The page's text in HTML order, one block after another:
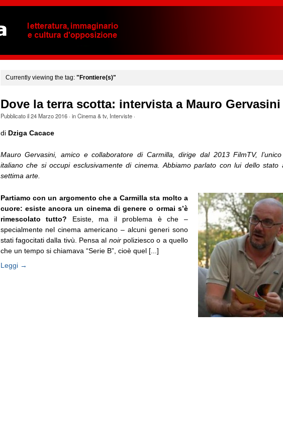
Currently viewing the tag: "Frontiere(s)"
Dove la terra scotta: intervista a Mauro Gervasini
Pubblicato il24 Marzo 2016· inCinema & tv, Interviste·
di Dziga Cacace
Mauro Gervasini, amico e collaboratore di Carmilla, dirige dal 2013 FilmTV, l’unico
italiano che si occupi esclusivamente di cinema. Abbiamo parlato con lui dello stato
settima arte.
Partiamo con un argomento che a Carmilla sta molto a
cuore: esiste ancora un cinema di genere o ormai s’è
rimescolato tutto? Esiste, ma il problema è che –
specialmente nel cinema americano – alcuni generi sono
stati fagocitati dalla tivù. Pensa al noirpoliziesco o a quello
che un tempo si chiamava “Serie B”, cioè quel [...]
Leggi →